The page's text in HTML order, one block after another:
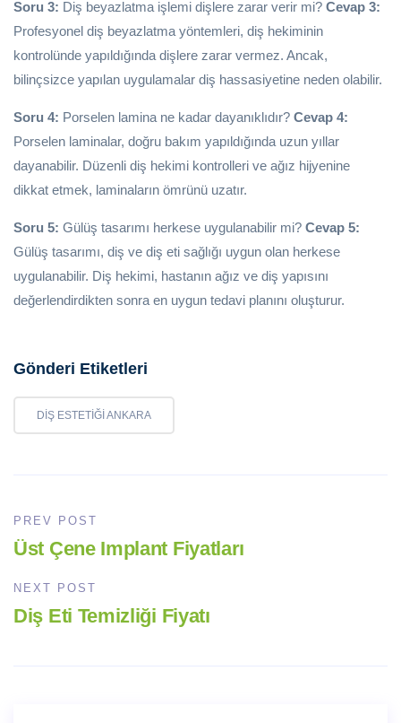
Soru 3: Diş beyazlatma işlemi dişlere zarar verir mi? Cevap 3:
Profesyonel diş beyazlatma yöntemleri, diş hekiminin
kontrolünde yapıldığında dişlere zarar vermez. Ancak,
bilinçsizce yapılan uygulamalar diş hassasiyetine neden olabilir.
Soru 4: Porselen lamina ne kadar dayanıklıdır? Cevap 4:
Porselen laminalar, doğru bakım yapıldığında uzun yıllar
dayanabilir. Düzenli diş hekimi kontrolleri ve ağız hijyenine
dikkat etmek, laminaların ömrünü uzatır.
Soru 5: Gülüş tasarımı herkese uygulanabilir mi? Cevap 5:
Gülüş tasarımı, diş ve diş eti sağlığı uygun olan herkese
uygulanabilir. Diş hekimi, hastanın ağız ve diş yapısını
değerlendirdikten sonra en uygun tedavi planını oluşturur.
Gönderi Etiketleri
DIŞ ESTETIĞI ANKARA
PREV POST
Üst Çene Implant Fiyatları
NEXT POST
Diş Eti Temizliği Fiyatı